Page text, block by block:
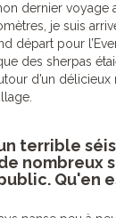
dernier voyage
je suis
départ pour
des sherpas
d’un
terrible
nombreux
Qu'en